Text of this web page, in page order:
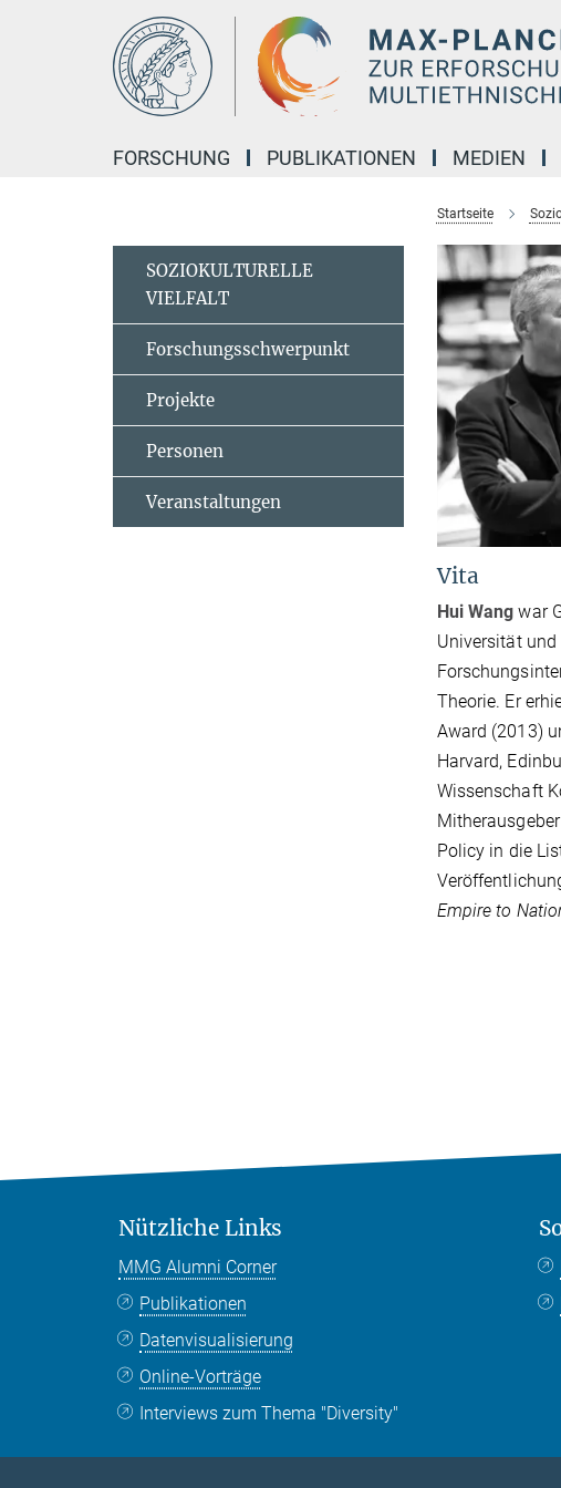
FORSCHUNG PUBLIKATIONEN MEDIEN
Startseite
Vita
Hui Wang war
Universität
Theorie. Er
Award (2013)
Harvard,
Wissenschaft
Policy in die
Empire to
SOZIOKULTURELLE
VIELFALT
Forschungsschwerpunkt
Projekte
Personen
Veranstaltungen
Nützliche Links
MMG Alumni Corner
Publikationen
Datenvisualisierung
Online-Vorträge
Interviews zum Thema "Diversity"